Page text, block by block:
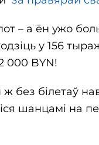
– а ён ужо
у 156
000 BYN!
ж без білетаў
шанцамі на